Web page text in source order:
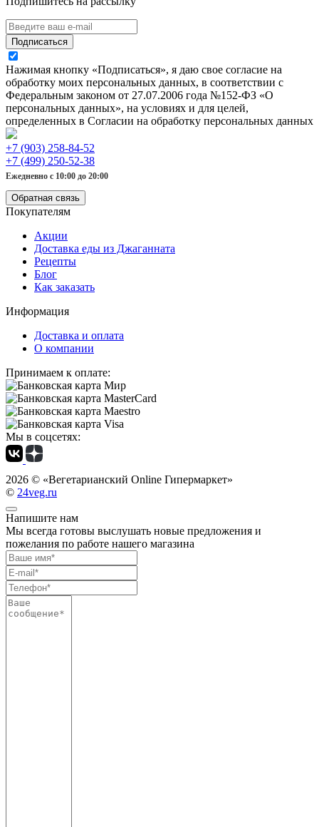
Подписаться
Нажимая кнопку «Подписаться», я даю свое согласие на
обработку моих персональных данных, в соответствии с
Федеральным законом от 27.07.2006 года №152-ФЗ «О
персональных данных», на условиях и для целей,
определенных в Согласии на обработку персональных данных
+7 (903) 258-84-52
+7 (499) 250-52-38
Ежедневно с 10:00 до 20:00
Обратная связь
Покупателям
Акции
Доставка еды из Джаганната
Рецепты
Блог
Как заказать
Информация
Доставка и оплата
О компании
Принимаем к оплате:
Мы в соцсетях:
2026 © «Вегетарианский Online Гипермаркет»
© 24veg.ru
Напишите нам
Мы всегда готовы выслушать новые предложения и
пожелания по работе нашего магазина